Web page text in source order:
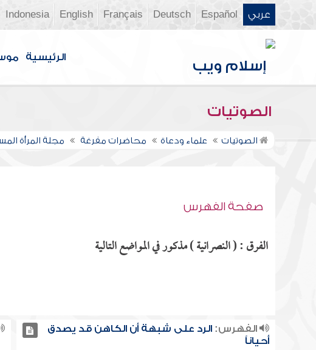
عربي Español
Deutsch
Français
English
Indonesia
الرئيسية
الصوتيات
الصوتيات علماء ودعاة محاضرات مفرغة مجلة المرأة
صفحة الفهرس
الفرق : ( النصرانية ) مذكور في المواضع التالية
الفهرس:الرد على شبهة أن الكاهن قد يصدق
أحياناً